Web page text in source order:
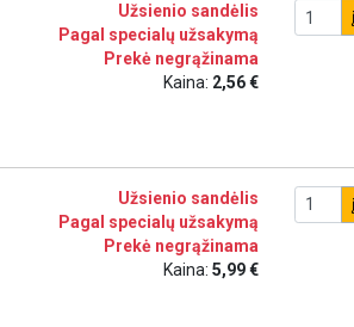
Užsienio sandėlis
Pagal specialų užsakymą
Prekė negrąžinama
Kaina: 2,56 €
Užsienio sandėlis
Pagal specialų užsakymą
Prekė negrąžinama
Kaina: 5,99 €